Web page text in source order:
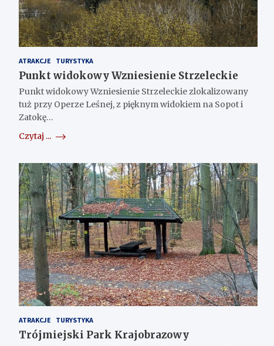
ATRAKCJE TURYSTYKA
Punkt widokowy Wzniesienie Strzeleckie
Punkt widokowy Wzniesienie Strzeleckie zlokalizowany
tuż przy Operze Leśnej, z pięknym widokiem na Sopot i
Zatokę…
Czytaj ...
ATRAKCJE TURYSTYKA
Trójmiejski Park Krajobrazowy